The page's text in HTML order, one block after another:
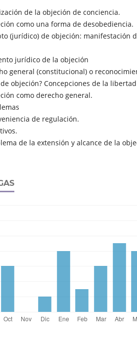
de la objeción de conciencia.
como una forma de desobediencia.
(jurídico) de objeción: manifestación
jurídico de la objeción
general (constitucional) o
objeción? Concepciones de la
como derecho general.
de regulación.
de la extensión y alcance de la